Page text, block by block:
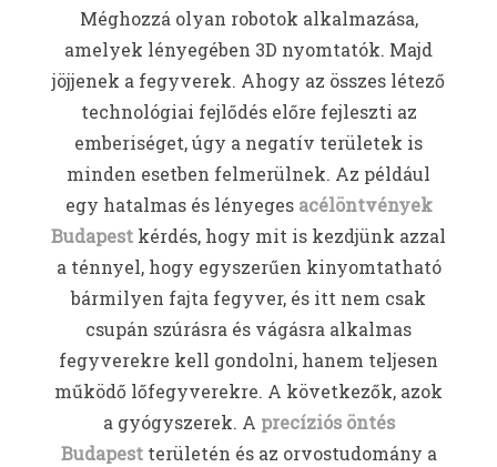
Méghozzá olyan robotok alkalmazása,
amelyek lényegében 3D nyomtatók. Majd
jöjjenek a fegyverek. Ahogy az összes létező
technológiai fejlődés előre fejleszti az
emberiséget, úgy a negatív területek is
minden esetben felmerülnek. Az például
egy hatalmas és lényeges acélöntvények
Budapest kérdés, hogy mit is kezdjünk azzal
a ténnyel, hogy egyszerűen kinyomtatható
bármilyen fajta fegyver, és itt nem csak
csupán szúrásra és vágásra alkalmas
fegyverekre kell gondolni, hanem teljesen
működő lőfegyverekre. A következők, azok
a gyógyszerek. A precíziós öntés
Budapestterületén és az orvostudomány a